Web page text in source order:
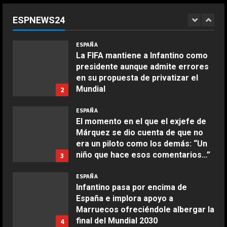
ESPNEWS24
1
Infantino de llevarla a Marruecos:
Agosto 6, 2026
2
ESPAÑA
La FIFA mantiene a Infantino como
presidente aunque admite errores
en su propuesta de privatizar el
Mundial
3
ESPAÑA
El momento en el que el exjefe de
Márquez se dio cuenta de que no
era un piloto como los demás: “Un
niño que hace esos comentarios…”
4
ESPAÑA
Infantino pasa por encima de
España e implora apoyo a
Marruecos ofreciéndole albergar la
final del Mundial 2030
Ensalada de espinacas deliciosa
Boquerones fritos en freidora de
aire
Aprile 24, 2026
Buñuelos de alcachofas
Aprile 5, 2026